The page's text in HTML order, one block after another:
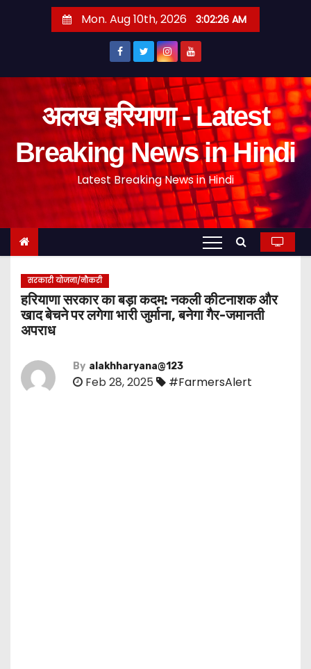
Mon. Aug 10th, 2026 3:02:27 AM
अलख हरियाणा - Latest
Breaking News in Hindi
Latest Breaking News in Hindi
सरकारी योजना/नौकरी
हरियाणा सरकार का बड़ा कदम: नकली कीटनाशक और
खाद बेचने पर लगेगा भारी जुर्माना, बनेगा गैर-जमानती
अपराध
By alakhharyana@123
Feb 28, 2025 #FarmersAlert